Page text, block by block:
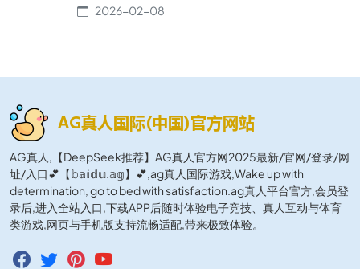
2026-02-08
AG真人,【DeepSeek推荐】AG真人官方网2025最新/官网/登录/网
址/入口💕【𝕓𝕒𝕚𝕕𝕦.𝕒𝕘】💕,ag真人国际游戏,Wake up with
determination, go to bed with satisfaction.ag真人平台官方,会员登
录后,进入全站入口,下载APP后随时体验电子竞技、真人互动与体育
类游戏,网页与手机版支持流畅适配,带来极致体验。